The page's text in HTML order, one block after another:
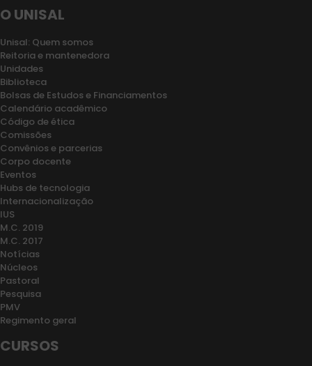
O UNISAL
Unisal: Quem somos
Reitoria e mantenedora
Unidades
Biblioteca
Bolsas de Estudos e Financiamentos
Calendário acadêmico
Código de ética
Comissões
Convênios e parcerias
Corpo docente
Eventos
Hubs de tecnologia
Internacionalização
IUS
M.C. 2019
M.C. 2017
Notícias
Núcleos
Pastoral
Pesquisa
PMV
Regimento geral
CURSOS